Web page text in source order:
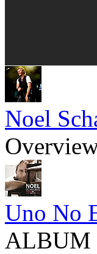
Noel
Uno No
ALBUM